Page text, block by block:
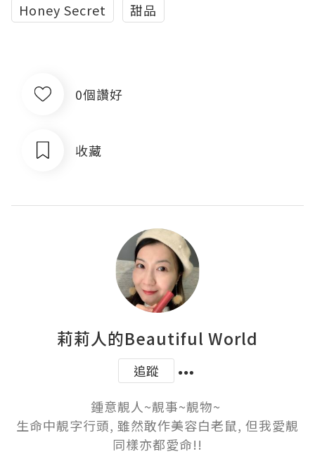
Honey Secret
甜品
0個讚好
收藏
莉莉人的Beautiful World
追蹤
鍾意靚人~靚事~靚物~
生命中靚字行頭, 雖然敢作美容白老鼠, 但我愛靚
同樣亦都愛命!!